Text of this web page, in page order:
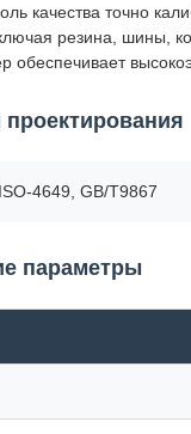
качества точно
резина, шины,
обеспечивает
4649, GB/T9867
параметры